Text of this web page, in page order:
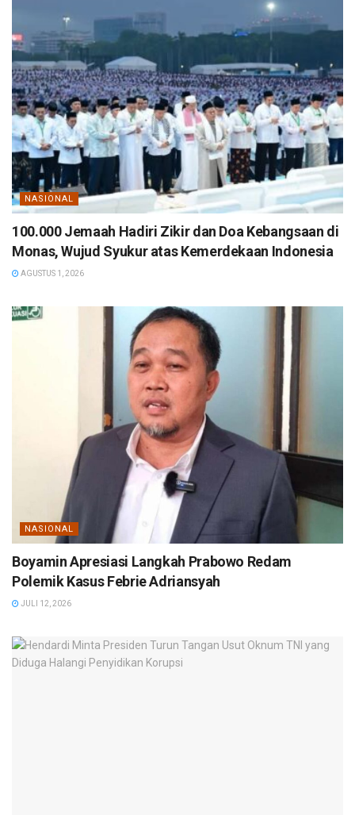
NASIONAL
100.000 Jemaah Hadiri Zikir dan Doa Kebangsaan di
Monas, Wujud Syukur atas Kemerdekaan Indonesia
AGUSTUS 1, 2026
NASIONAL
Boyamin Apresiasi Langkah Prabowo Redam
Polemik Kasus Febrie Adriansyah
JULI 12, 2026